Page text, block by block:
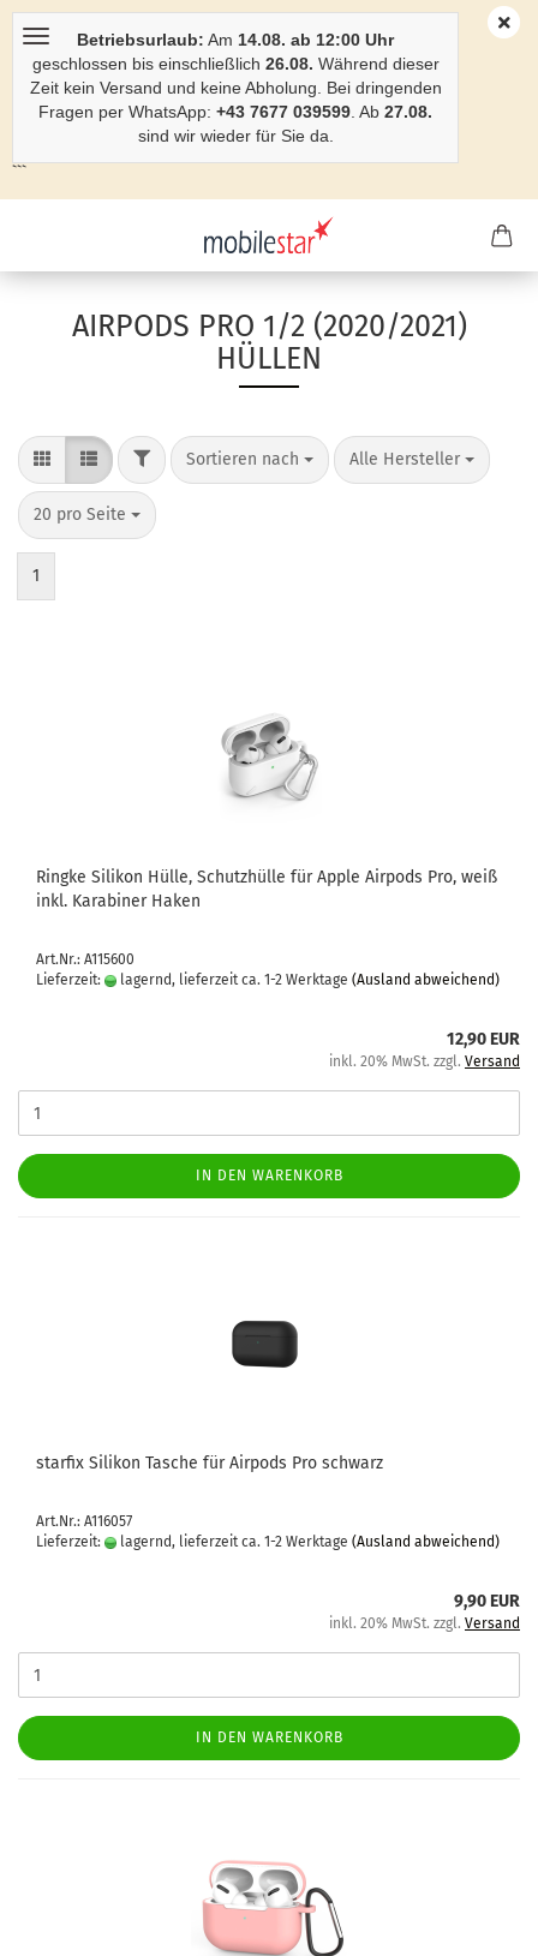
Betriebsurlaub: Am 14.08. ab 12:00 Uhr
geschlossen bis einschließlich 26.08. Während dieser
Zeit kein Versand und keine Abholung. Bei dringenden
Fragen per WhatsApp: +43 7677 039599 . Ab 27.08.
sind wir wieder für Sie da.
```
AIRPODS PRO 1/2 (2020/2021)
HÜLLEN
Sortieren nach Alle Hersteller
20 pro Seite
1
Ring­ke Si­li­kon Hülle, Schutz­hül­le für Apple Air­pods Pro, weiß
inkl. Ka­ra­bi­ner Haken
Art.Nr.: A115600
Lieferzeit:
lagernd, lieferzeit ca. 1-2 Werktage (Ausland abweichend)
12,90 EUR
inkl. 20% MwSt. zzgl. Versand
IN DEN WARENKORB
star­fix Si­li­kon Ta­sche für Air­pods Pro schwarz
Art.Nr.: A116057
Lieferzeit:
lagernd, lieferzeit ca. 1-2 Werktage (Ausland abweichend)
9,90 EUR
inkl. 20% MwSt. zzgl. Versand
IN DEN WARENKORB